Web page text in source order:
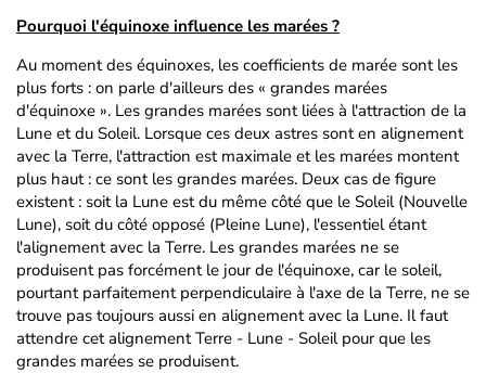
Pourquoi l'équinoxe influence les marées ?
Au moment des équinoxes, les coefficients de marée sont les
plus forts : on parle d'ailleurs des « grandes marées
d'équinoxe ». Les grandes marées sont liées à l'attraction de la
Lune et du Soleil. Lorsque ces deux astres sont en alignement
avec la Terre, l'attraction est maximale et les marées montent
plus haut : ce sont les grandes marées. Deux cas de figure
existent : soit la Lune est du même côté que le Soleil (Nouvelle
Lune), soit du côté opposé (Pleine Lune), l'essentiel étant
l'alignement avec la Terre. Les grandes marées ne se
produisent pas forcément le jour de l'équinoxe, car le soleil,
pourtant parfaitement perpendiculaire à l'axe de la Terre, ne se
trouve pas toujours aussi en alignement avec la Lune. Il faut
attendre cet alignement Terre - Lune - Soleil pour que les
grandes marées se produisent.